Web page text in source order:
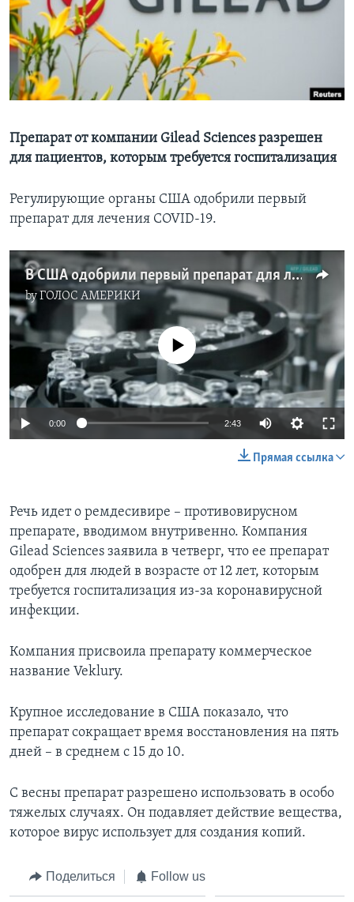
Learning English
СОЦИАЛЬНЫЕ СЕТИ
Языки
Препарат от компании Gilead Sciences разрешен
для пациентов, которым требуется госпитализация
Регулирующие органы США одобрили первый
препарат для лечения COVID-19.
В США одобрили первый препарат для лечения COVID-19
byГОЛОС АМЕРИКИ
No media source currently available
0:00 2:43
Прямая ссылка
Речь идет о ремдесивире – противовирусном
препарате, вводимом внутривенно. Компания
Gilead Sciences заявила в четверг, что ее препарат
одобрен для людей в возрасте от 12 лет, которым
требуется госпитализация из-за коронавирусной
инфекции.
Компания присвоила препарату коммерческое
название Veklury.
Крупное исследование в США показало, что
препарат сокращает время восстановления на пять
дней – в среднем с 15 до 10.
С весны препарат разрешено использовать в особо
тяжелых случаях. Он подавляет действие вещества,
которое вирус использует для создания копий.
Поделиться Follow us